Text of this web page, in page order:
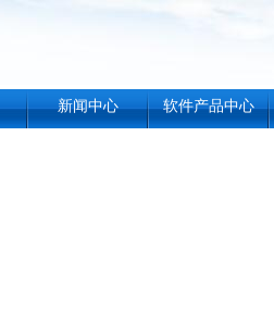
新闻中心 软件产品中心